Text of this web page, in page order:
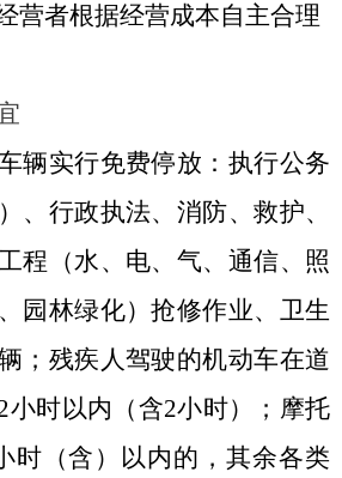
营者根据经营成本自主合理
辆实行免费停放：执行公务
、行政执法、消防、救护、
程（水、电、气、通信、照
园林绿化）抢修作业、卫生
；残疾人驾驶的机动车在道
小时以内（含2小时）； 摩托
时（含）以内的，其余各类